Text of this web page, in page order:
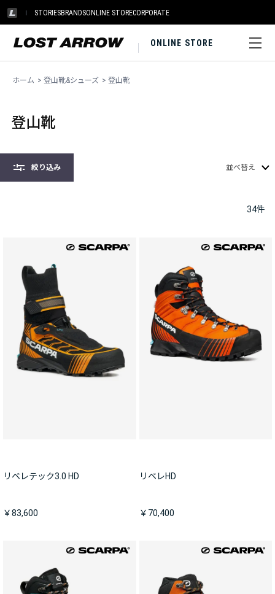
STORIESBRANDSONLINE STORECORPORATE
ONLINE STORE
ホーム > 登山靴&シューズ > 登山靴
登山靴
絞り込み 並べ替え
34件
リベレテック3.0 HD
￥83,600
リベレHD
￥70,400